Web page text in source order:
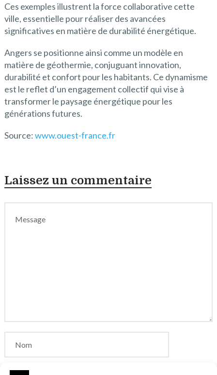
Ces exemples illustrent la force collaborative cette
ville, essentielle pour réaliser des avancées
significatives en matière de durabilité énergétique.
Angers se positionne ainsi comme un modèle en
matière de géothermie, conjuguant innovation,
durabilité et confort pour les habitants. Ce dynamisme
est le reflet d’un engagement collectif qui vise à
transformer le paysage énergétique pour les
générations futures.
Source:www.ouest-france.fr
Laissez un commentaire